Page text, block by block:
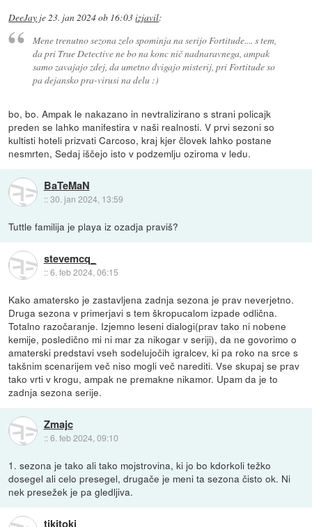
DeeJay je23. jan 2024 ob 16:03izjavil:
Mene trenutno sezona zelo spominja na serijo Fortitude.... s tem,
da pri True Detective ne bo na konc nič nadnaravnega, ampak
samo zavajajo zdej, da umetno dvigajo misterij, pri Fortitude so
pa dejansko pra-virusi na delu :)
bo, bo. Ampak le nakazano in nevtralizirano s strani policajk
preden se lahko manifestira v naši realnosti. V prvi sezoni so
kultisti hoteli prizvati Carcoso, kraj kjer človek lahko postane
nesmrten, Sedaj iščejo isto v podzemlju oziroma v ledu.
BaTeMaN
::30. jan 2024, 13:59
Tuttle familija je playa iz ozadja praviš?
stevemcq_
::6. feb 2024, 06:15
Kako amatersko je zastavljena zadnja sezona je prav neverjetno.
Druga sezona v primerjavi s tem škropucalom izpade odlična.
Totalno razočaranje. Izjemno leseni dialogi(prav tako ni nobene
kemije, posledično mi ni mar za nikogar v seriji), da ne govorimo o
amaterski predstavi vseh sodelujočih igralcev, ki pa roko na srce s
takšnim scenarijem več niso mogli več narediti. Vse skupaj se prav
tako vrti v krogu, ampak ne premakne nikamor. Upam da je to
zadnja sezona serije.
Zmajc
::6. feb 2024, 09:10
1. sezona je tako ali tako mojstrovina, ki jo bo kdorkoli težko
dosegel ali celo presegel, drugače je meni ta sezona čisto ok. Ni
nek presežek je pa gledljiva.
tikitoki